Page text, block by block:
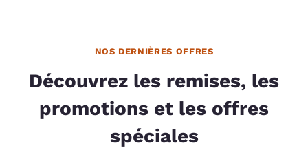
NOS DERNIÈRES OFFRES
Découvrez les remises, les
promotions et les offres
spéciales